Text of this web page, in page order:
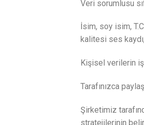
Veri sorumlusu
İsim, soy isim,
kalitesi ses
Kişisel verilerin
Tarafınızca
Şirketimiz
stratejilerinin